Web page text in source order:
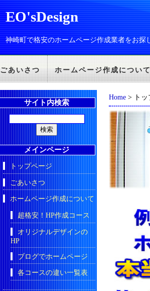
EO'sDesign
神崎町で格安のホームページ作成業者をお探
ごあいさつ ホームページ作成について
Home > トッ
サイト内検索
メインページ
トップページ
ごあいさつ
ホームページ作成について
超格安！HP作成コース
オリジナルデザインの
HP
ブログでホームページ
各コースの違い一覧表